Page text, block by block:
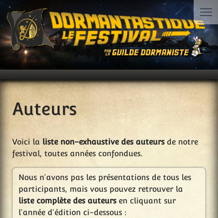
Auteurs
Voici la liste non-exhaustive des auteursde notre
festival, toutes années confondues.
Nous n'avons pas les présentations de tous les
participants, mais vous pouvez retrouver la
liste complète des auteursen cliquant sur
l'année d'édition ci-dessous :